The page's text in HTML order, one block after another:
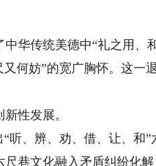
华传统美德中“礼之用、
何妨”的宽广胸怀。这一退
性发展。
、辨、劝、借、让、和”
尺巷文化融入矛盾纠纷化解